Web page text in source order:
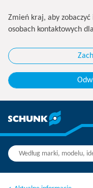
Zmień kraj, aby
osobach kontaktowych